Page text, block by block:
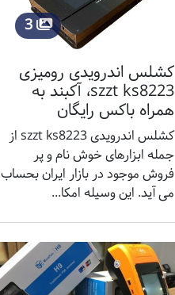
3
کشلس اندرویدی رومیزی
szzt ks8223، آکبند به
همراه باکس رایگان
کشلس اندرویدی szzt ks8223 از
جمله ابزارهای خوش نام و پر
فروش موجود در بازار ایران بحساب
می آید. این وسیله امکا...